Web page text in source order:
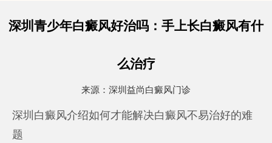
深圳青少年白癜风好治吗：手上长白癜风有什
么治疗
来源： 深圳益尚白癜风门诊
深圳白癜风介绍如何才能解决白癜风不易治好的难
题